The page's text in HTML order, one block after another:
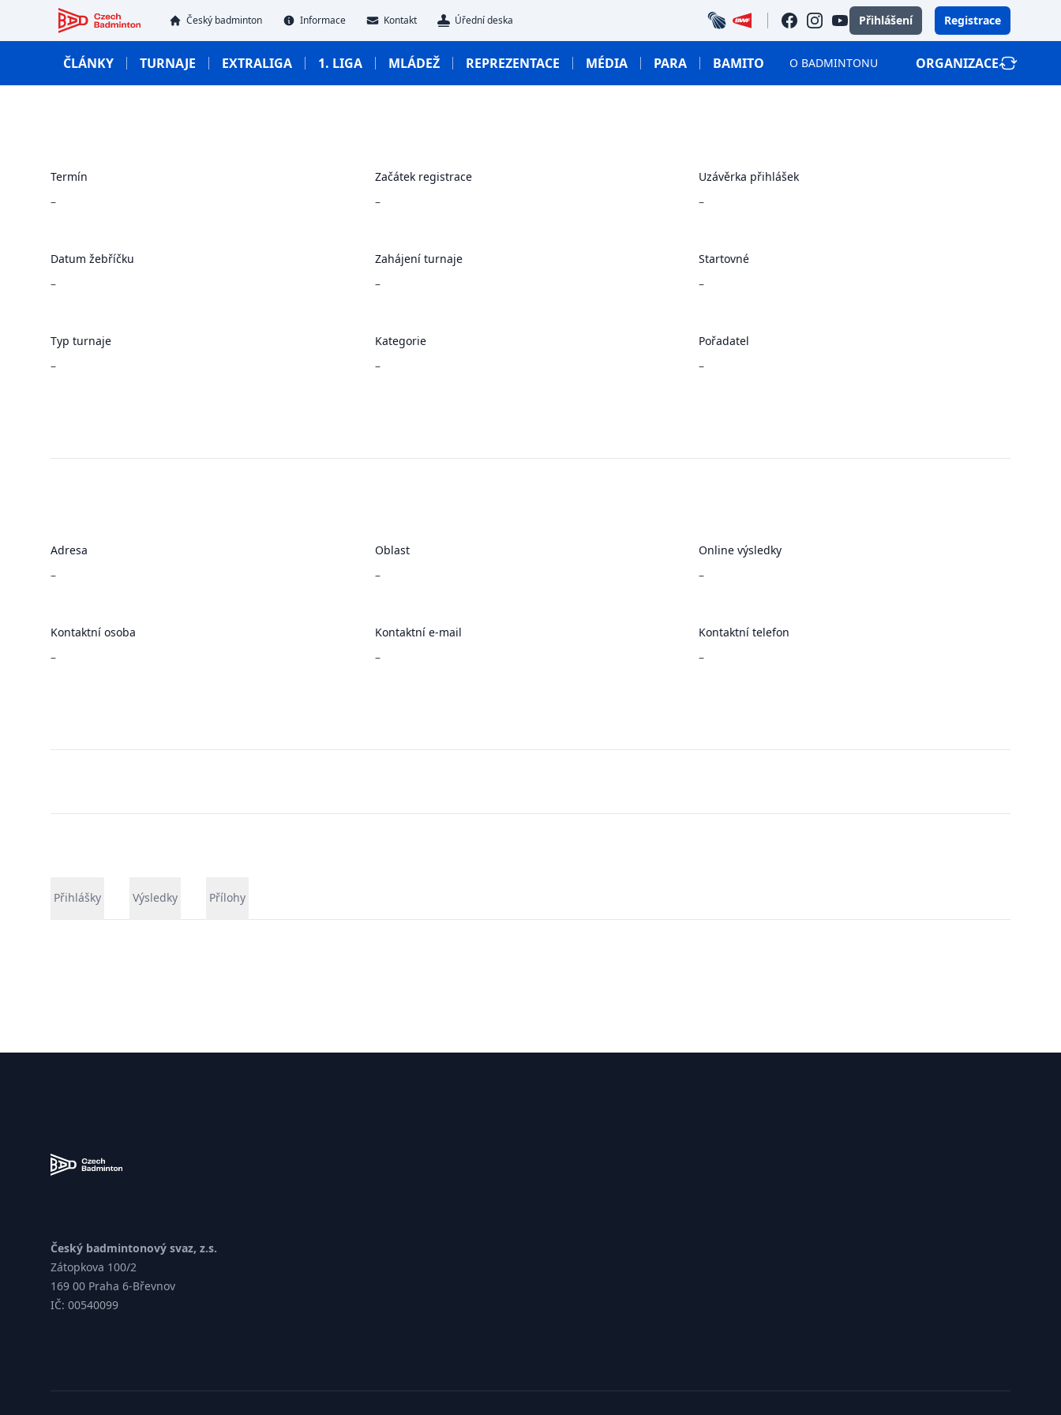
Český badmintonový svazČeský badminton Informace Kontakt Úřední deska bec bwf facebookinstagram
youtubePřihlášení Registrace
ČLÁNKY TURNAJE EXTRALIGA 1. LIGA MLÁDEŽ REPREZENTACE MÉDIA PARA BAMITO O BADMINTONU ORGANIZACE
Termín
–
Začátek registrace
–
Uzávěrka přihlášek
–
Datum žebříčku
–
Zahájení turnaje
–
Startovné
–
Typ turnaje
–
Kategorie
–
Pořadatel
–
Adresa
–
Oblast
–
Online výsledky
–
Kontaktní osoba
–
Kontaktní e-mail
–
Kontaktní telefon
–
Přihlášky Výsledky Přílohy
Český badmintonový svaz, z.s.
Zátopkova 100/2
169 00 Praha 6-Břevnov
IČ: 00540099